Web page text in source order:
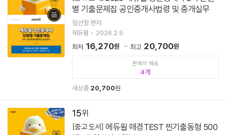
별 기출문제집 공인중개사법령 및 중개실무
임선정 편저
에듀윌
2026.2.5.
최저 16,270원 최고 20,700원
판매자 배송
4
새상품 20,700원
15
[중고 도서] 에듀윌 매경TEST 찐기출동형 500